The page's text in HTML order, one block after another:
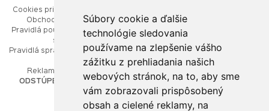
Súbory cookie a ďalšie
technológie sledovania
používame na zlepšenie vášho
zážitku z prehliadania našich
webových stránok, na to, aby sme
vám zobrazovali prispôsobený
obsah a cielené reklamy, na
Cookies pri prezeraní stránok
Obchodné podmienky
Pravidlá používania webových
stránok
Pravidlá spracúvania osobných
Reklamačný poriadok
ODSTÚPENIE OD ZMLUVY
Ako balíme Vaše šperky
Kontaktujte nás
PORADŇA
Ako nakupovať
O drahých kovoch